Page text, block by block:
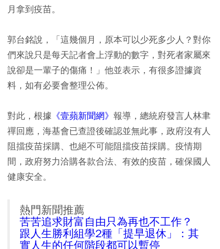
月拿到疫苗。
郭台銘說，「這幾個月，原本可以少死多少人？對你
們來說只是每天記者會上浮動的數字，對死者家屬來
說卻是一輩子的傷痛！」他並表示，有很多證據資
料，如有必要會整理公佈。
對此，根據 《壹蘋新聞網》 報導，總統府發言人林聿
禪回應，海基會已查證後確認並無此事，政府沒有人
阻擋疫苗採購、也絕不可能阻擋疫苗採購。疫情期
間，政府努力洽購各款合法、有效的疫苗，確保國人
健康安全。
熱門新聞推薦
苦苦追求財富自由只為再也不工作？
跟人生勝利組學2種「提早退休」：其
實人生的任何階段都可以暫停